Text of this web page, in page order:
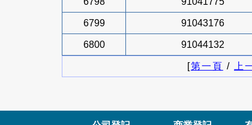
6799 91043176
6800 91044132
[第一頁 / 上